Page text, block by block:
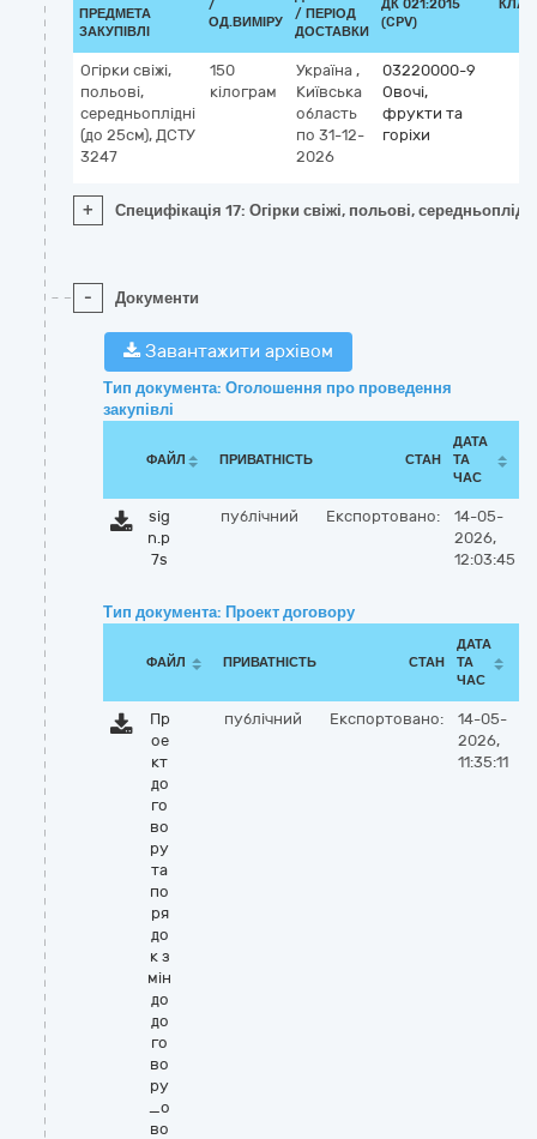
ПРЕДМЕТА
ЗАКУПІВЛІ
/
ОД.ВИМІРУ
/ ПЕРІОД
ДОСТАВКИ
ДК 021:2015
(CPV)
Огірки свіжі,
польові,
середньоплідні
(до 25см), ДСТУ
3247
150
кілограм
Україна ,
Київська
область
по 31-12-
2026
03220000-9
Овочі,
фрукти та
горіхи
+ Специфікація 17: Огірки свіжі, польові,
- Документи
Завантажити архівом
Тип документа: Оголошення про проведення
закупівлі
ФАЙЛ ПРИВАТНІСТЬ СТАН
ДАТА
ТА
ЧАС
sig
n.p
7s
публічний Експортовано:
14-05-
2026,
12:03:45
Тип документа: Проект договору
ФАЙЛ ПРИВАТНІСТЬ СТАН
ДАТА
ТА
ЧАС
Пр
ое
кт
до
го
во
ру
та
по
ря
до
к з
мін
до
до
го
во
ру
_о
во
публічний Експортовано:
14-05-
2026,
11:35:11